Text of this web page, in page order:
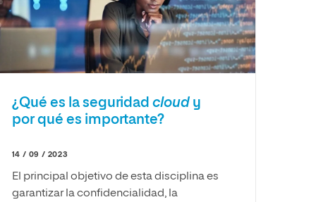
¿Qué es la seguridadcloud y
por qué es importante?
14 / 09 / 2023
El principal objetivo de esta disciplina es
garantizar la confidencialidad, la